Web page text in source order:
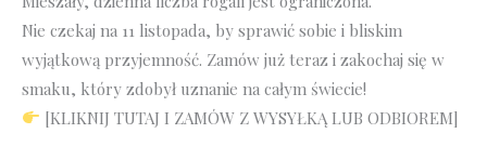
Nie czekaj na 11 listopada, by sprawić sobie i bliskim
wyjątkową przyjemność. Zamów już teraz i zakochaj się w
smaku, który zdobył uznanie na całym świecie!
[KLIKNIJ TUTAJ I ZAMÓW Z WYSYŁKĄ LUB ODBIOREM]